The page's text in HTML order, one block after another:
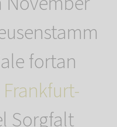
fortan
Sorgfalt